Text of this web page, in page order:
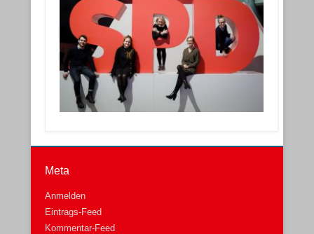
Meta
Anmelden
Eintrags-Feed
Kommentar-Feed